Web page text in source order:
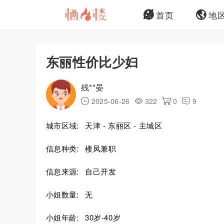
首页 地
东丽性价比少妇
残**晏
2025-06-26 322 0 9
城市区域: 天津 - 东丽区 - 主城区
信息种类: 楼凤兼职
信息来源: 自己开发
小姐数量: 无
小姐年龄: 30岁-40岁